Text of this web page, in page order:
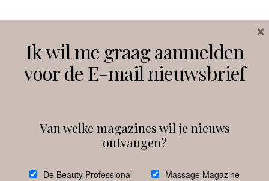
Instagram Facebook
debeautyprofessional
Ik wil me graag aanmelden
voor de E-mail nieuwsbrief
Van welke magazines wil je nieuws
ontvangen?
De Beauty Professional Massage Magazine
×